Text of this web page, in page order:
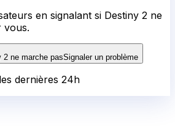
en signalant si Destiny 2 ne
vous.
2 ne marche pasSignaler un problème
dernières 24h